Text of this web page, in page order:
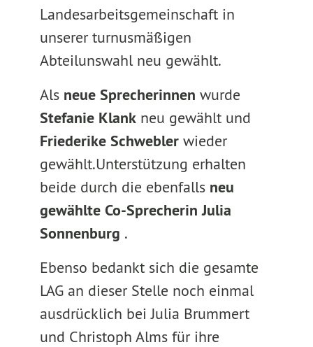
Landesarbeitsgemeinschaft in
unserer turnusmäßigen
Abteilunswahl neu gewählt.
Als neue Sprecherinnen wurde
Stefanie Klankneu gewählt und
Friederike Schweblerwieder
gewählt.Unterstützung erhalten
beide durch die ebenfalls neu
gewählte Co-Sprecherin Julia
Sonnenburg .
Ebenso bedankt sich die gesamte
LAG an dieser Stelle noch einmal
ausdrücklich bei Julia Brummert
und Christoph Alms für ihre